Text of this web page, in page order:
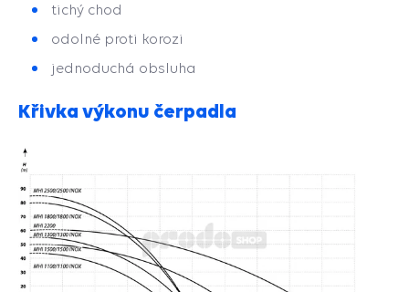
tichý chod
odolné proti korozi
jednoduchá obsluha
Křivka výkonu čerpadla